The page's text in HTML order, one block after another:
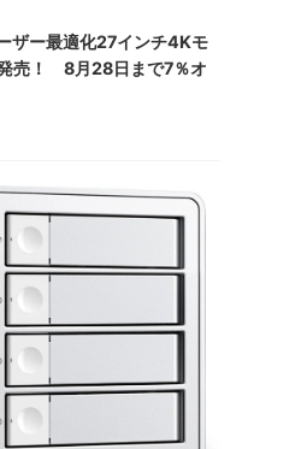
ザー最適化27インチ4Kモ
売！ 8月28日まで7％オ